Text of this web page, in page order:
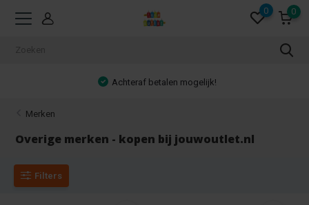
0 0
Achteraf betalen mogelijk!
Merken
Overige merken - kopen bij jouwoutlet.nl
Filters